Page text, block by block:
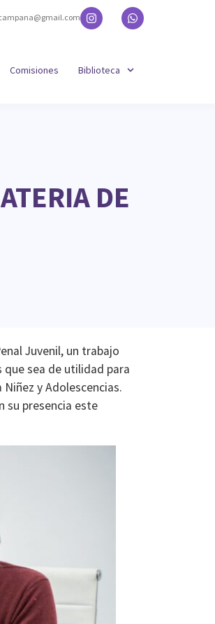
Comisiones Biblioteca
DE
Juvenil, un trabajo
sea de utilidad para
y Adolescencias.
su presencia este